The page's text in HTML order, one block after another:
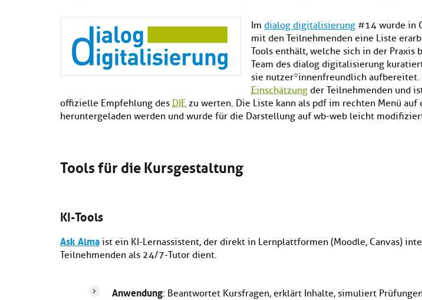
Im dialog digitalisierung #14 wurde in
mit den Teilnehmenden eine Liste
Tools enthält, welche sich in der Praxis
Team des dialog digitalisierung
sie nutzer*innenfreundlich aufbereitet.
Einschätzung der Teilnehmenden und
offizielle Empfehlung des DIE zu werten. Die Liste kann als pdf im rechten Menü auf
heruntergeladen werden und wurde für die Darstellung auf wb-web leicht
Tools für die Kursgestaltung
KI-Tools
Ask Alma ist ein KI-Lernassistent, der direkt in Lernplattformen (Moodle, Canvas)
Teilnehmenden als 24/7-Tutor dient.
Anwendung: Beantwortet Kursfragen, erklärt Inhalte, simuliert